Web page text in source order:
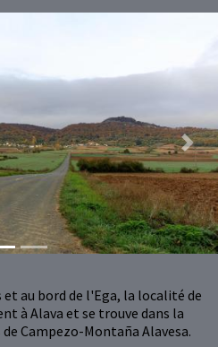
et au bord de l'Ega, la localité de
à Alava et se trouve dans la
Campezo-Montaña Alavesa.
Next